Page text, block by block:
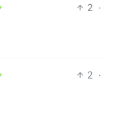
2 ·
2 ·